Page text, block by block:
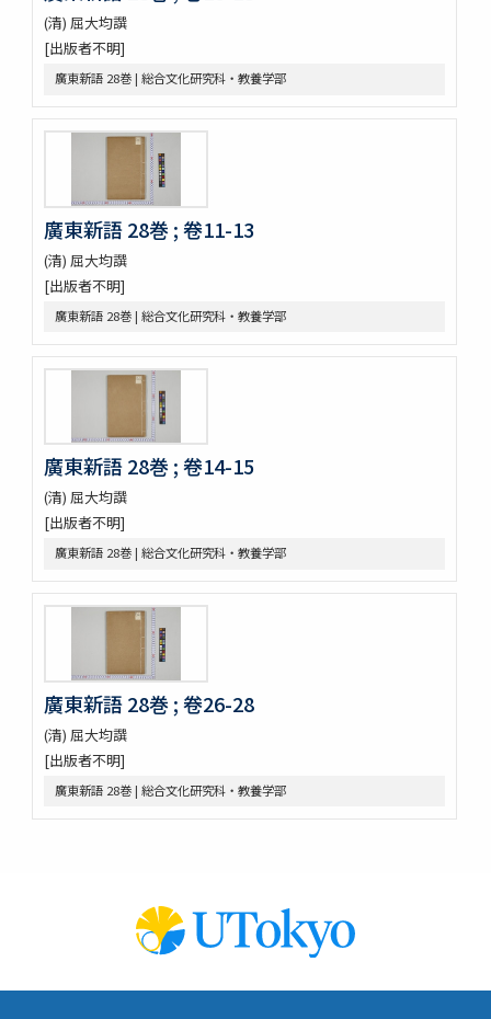
資源科学研究所旧蔵本草書コレクション（国文研デジタル化分）
神農本草経
本草綱目 52巻序目1巻圖3巻瀕湖脉學1巻奇經八脉攷1巻脉訣攷證1巻
坿本草綱目拾遺10巻坿本草萬方鍼線8巻 / (明) 李時珍撰輯 ; (清) 呉毓
本草求眞 12巻序目圖1巻 / (清) 黄宮繍纂呈 ; (清) 黄宮黻校訂 ; (清)
黄學昌 [ほか] 校字
本草通玄
袖珍鑑本草綱目 / [前田利保著]
魚類, 禽類, 草木, 和漢譯名
三物考
紫藤園攷證 / 源翠嶽鑒定
田中芳男君七六展覽會記念誌
錦窠翁耋筵誌
錦窠翁九十賀壽博物會誌 / 伊藤篤太郎編
多識會誌
伊藤圭介履歴
救荒本草啓蒙 / 小野蕙蕙口授 ; 小野彦安録
救荒野譜記聞
艸木圖説 / 飯沼慾齋著 ; 田中芳男, 小野職愨増訂
本草圖譜 / 潅園岩崎常正著 ; 飯田藏太郎編纂
本草圖譜 / 岩崎常正著
瓶史草木備考
植物漢名鑑
[和]朝本草
寫生本草書
詩経草木觧 / 小野蕙畝識孝選
香山采種 / 鶴鳴竹内又玄 [撰]
梅品 / 怡顔齋松岡先生著
小金井櫻花圖説 / 三好學著
(清) 屈大均譔
[出版者不明]
廣東新語 28巻 | 総合文化研究科・教養学部
廣東新語 28巻 ; 卷11-13
(清) 屈大均譔
[出版者不明]
廣東新語 28巻 | 総合文化研究科・教養学部
廣東新語 28巻 ; 卷14-15
(清) 屈大均譔
[出版者不明]
廣東新語 28巻 | 総合文化研究科・教養学部
廣東新語 28巻 ; 卷26-28
(清) 屈大均譔
[出版者不明]
廣東新語 28巻 | 総合文化研究科・教養学部